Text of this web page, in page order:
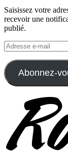
Saisissez votre
recevoir une
publié.
Adresse
e-
mail
Abonnez-